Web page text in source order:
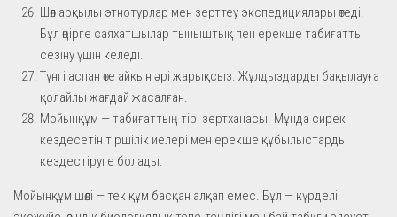
Шөл арқылы этнотурлар мен зерттеу экспедициялары өтеді.
Бұл өңірге саяхатшылар тыныштық пен ерекше табиғатты
сезіну үшін келеді.
Түнгі аспан өте айқын әрі жарықсыз. Жұлдыздарды бақылауға
қолайлы жағдай жасалған.
Мойынқұм — табиғаттың тірі зертханасы. Мұнда сирек
кездесетін тіршілік иелері мен ерекше құбылыстарды
кездестіруге болады.
Мойынқұм шөлі — тек құм басқан алқап емес. Бұл — күрделі